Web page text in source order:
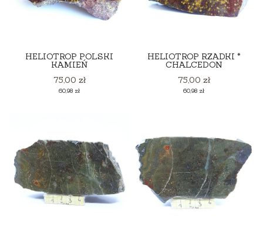
HELIOTROP POLSKI
KAMIEŃ
Cena
75,00 zł
Cena
60,98 zł
HELIOTROP RZADKI *
CHALCEDON
Cena
75,00 zł
Cena
60,98 zł